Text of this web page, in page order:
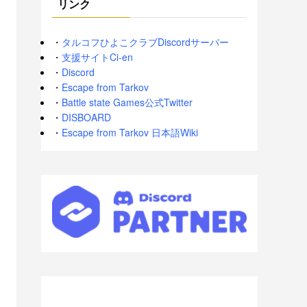
リンク
・ タルコフひよこクラブDiscordサーバー
・ 支援サイトCi-en
・ Discord
・ Escape from Tarkov
・ Battle state Games公式Twitter
・ DISBOARD
・ Escape from Tarkov 日本語Wiki